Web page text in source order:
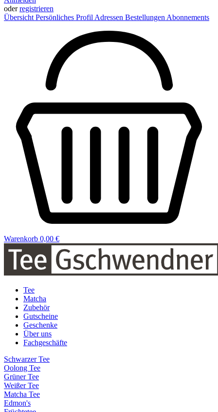
oderregistrieren
Übersicht Persönliches Profil Adressen Bestellungen Abonnements
Warenkorb 0,00 €
Tee
Matcha
Zubehör
Gutscheine
Geschenke
Über uns
Fachgeschäfte
Schwarzer Tee
Oolong Tee
Grüner Tee
Weißer Tee
Matcha Tee
Edmon's